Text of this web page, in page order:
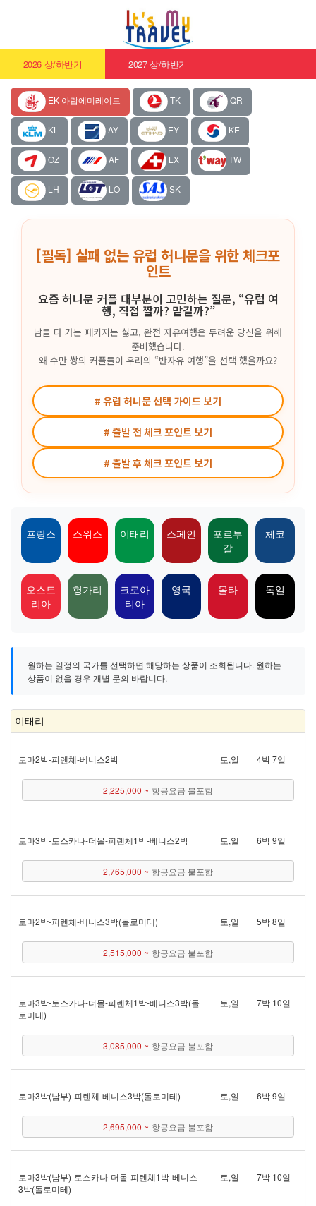
2026 상/하반기 2027 상/하반기
EK 아랍에미레이트 TK QR
KL AY EY KE
OZ AF LX TW
LH LO SK
[필독] 실패 없는 유럽 허니문을 위한 체크포
인트
요즘 허니문 커플 대부분이 고민하는 질문, “유럽 여
행, 직접 짤까? 맡길까?”
남들 다 가는 패키지는 싫고, 완전 자유여행은 두려운 당신을 위해
준비했습니다.
왜 수만 쌍의 커플들이 우리의 “반자유 여행”을 선택 했을까요?
# 유럽 허니문 선택 가이드 보기
# 출발 전 체크 포인트 보기
# 출발 후 체크 포인트 보기
프랑스 스위스 이태리 스페인
포르투
갈
체코
오스트
리아
헝가리
크로아
티아
영국 몰타 독일
원하는 일정의 국가를 선택하면 해당하는 상품이 조회됩니다. 원하는
상품이 없을 경우 개별 문의 바랍니다.
이태리
로마 2박 - 피렌체 - 베니스 2박 토,일 4박 7일
2,225,000 ~ 항공요금 불포함
로마 3박 - 토스카나 - 더몰 - 피렌체 1박 - 베니스 2박 토,일 6박 9일
2,765,000 ~ 항공요금 불포함
로마 2박 - 피렌체 - 베니스 3박(돌로미테) 토,일 5박 8일
2,515,000 ~ 항공요금 불포함
로마 3박 - 토스카나 - 더몰 - 피렌체 1박 - 베니스 3박(돌
로미테)
토,일 7박 10일
3,085,000 ~ 항공요금 불포함
로마 3박(남부) - 피렌체 - 베니스 3박(돌로미테) 토,일 6박 9일
2,695,000 ~ 항공요금 불포함
로마 3박(남부) - 토스카나 - 더몰 - 피렌체 1박 - 베니스
3박(돌로미테)
토,일 7박 10일